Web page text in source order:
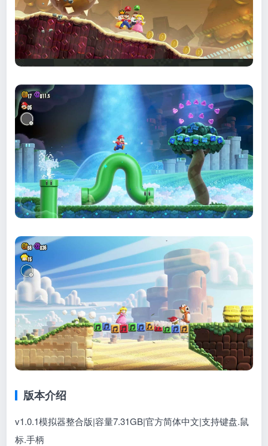
版本介绍
v1.0.1模拟器整合版|容量7.31GB|官方简体中文|支持键盘.鼠
标.手柄